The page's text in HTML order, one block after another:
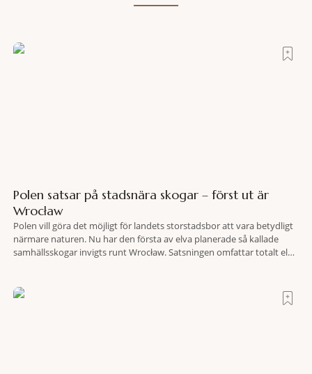
Polen satsar på stadsnära skogar – först ut är
Wrocław
Polen vill göra det möjligt för landets storstadsbor att vara betydligt
närmare naturen. Nu har den första av elva planerade så kallade
samhällsskogar invigts runt Wrocław. Satsningen omfattar totalt elva
fler människor ska kunna promenera, motionera